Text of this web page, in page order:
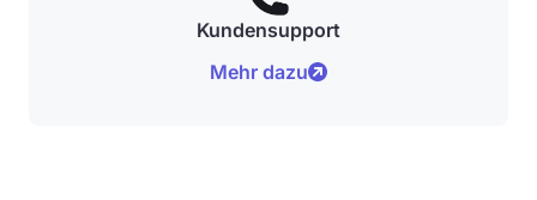
Kundensupport
Mehr dazu